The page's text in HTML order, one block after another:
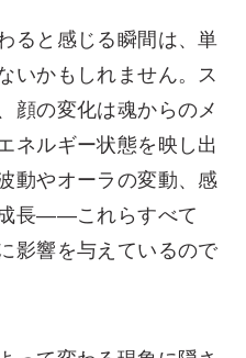
ると感じる瞬間は、単
いかもしれません。ス
顔の変化は魂からのメ
ネルギー状態を映し出
動やオーラの変動、感
長――これらすべて
影響を与えているので